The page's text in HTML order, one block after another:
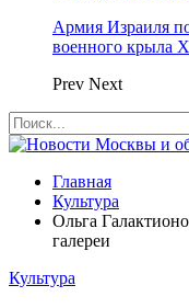
Армия Израиля
военного
Prev Next
Главная
Культура
Ольга
галереи
Культура